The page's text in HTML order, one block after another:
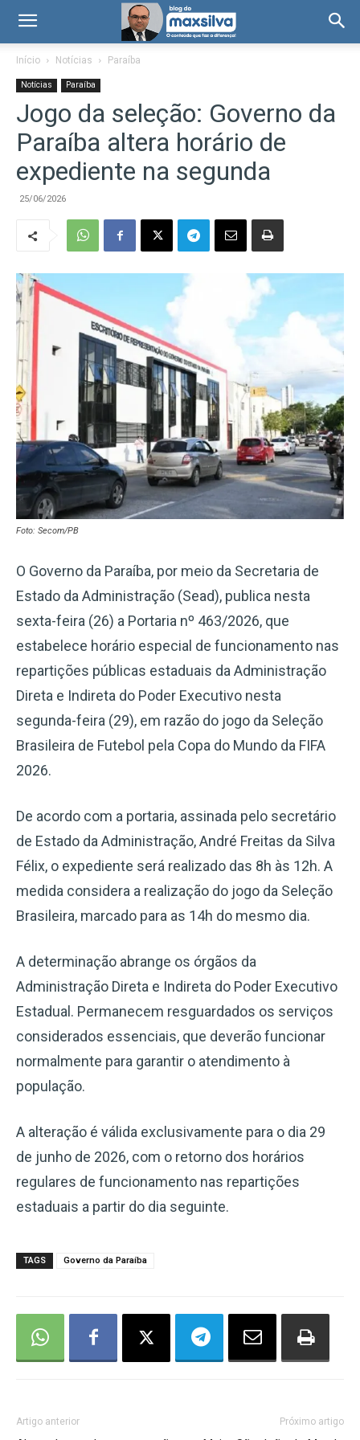
Início Notícias Paraíba
Notícias Paraíba
Jogo da seleção: Governo da
Paraíba altera horário de
expediente na segunda
25/06/2026
Foto: Secom/PB
O Governo da Paraíba, por meio da Secretaria de
Estado da Administração (Sead), publica nesta
sexta-feira (26) a Portaria nº 463/2026, que
estabelece horário especial de funcionamento nas
repartições públicas estaduais da Administração
Direta e Indireta do Poder Executivo nesta
segunda-feira (29), em razão do jogo da Seleção
Brasileira de Futebol pela Copa do Mundo da FIFA
2026.
De acordo com a portaria, assinada pelo secretário
de Estado da Administração, André Freitas da Silva
Félix, o expediente será realizado das 8h às 12h. A
medida considera a realização do jogo da Seleção
Brasileira, marcado para as 14h do mesmo dia.
A determinação abrange os órgãos da
Administração Direta e Indireta do Poder Executivo
Estadual. Permanecem resguardados os serviços
considerados essenciais, que deverão funcionar
normalmente para garantir o atendimento à
população.
A alteração é válida exclusivamente para o dia 29
de junho de 2026, com o retorno dos horários
regulares de funcionamento nas repartições
estaduais a partir do dia seguinte.
TAGS Governo da Paraíba
Artigo anterior Próximo artigo